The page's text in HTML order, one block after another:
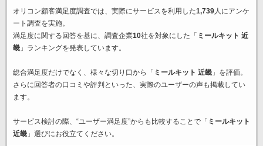
オリコン顧客満足度調査では、実際にサービスを利用した1,739人にアンケ
ート調査を実施。
満足度に関する回答を基に、調査企業10社を対象にした「 ミールキット 近
畿」ランキングを発表しています。
総合満足度だけでなく、様々な切り口から「 ミールキット 近畿」を評価。
さらに回答者の口コミや評判といった、実際のユーザーの声も掲載してい
ます。
サービス検討の際、“ユーザー満足度”からも比較することで「 ミールキット
近畿」選びにお役立てください。